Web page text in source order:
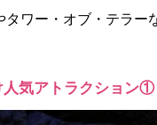
ワー・オブ・テラー
気アトラクション